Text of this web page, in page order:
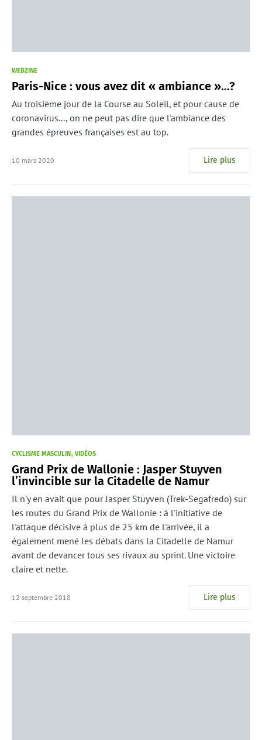
WEBZINE
Paris-Nice : vous avez dit « ambiance »…?
Au troisième jour de la Course au Soleil, et pour cause de
coronavirus..., on ne peut pas dire que l'ambiance des
grandes épreuves françaises est au top.
10 mars 2020 Lire plus
CYCLISME MASCULIN VIDÉOS
Grand Prix de Wallonie : Jasper Stuyven
l’invincible sur la Citadelle de Namur
Il n'y en avait que pour Jasper Stuyven (Trek-Segafredo) sur
les routes du Grand Prix de Wallonie : à l'initiative de
l'attaque décisive à plus de 25 km de l'arrivée, il a
également mené les débats dans la Citadelle de Namur
avant de devancer tous ses rivaux au sprint. Une victoire
claire et nette.
12 septembre 2018 Lire plus